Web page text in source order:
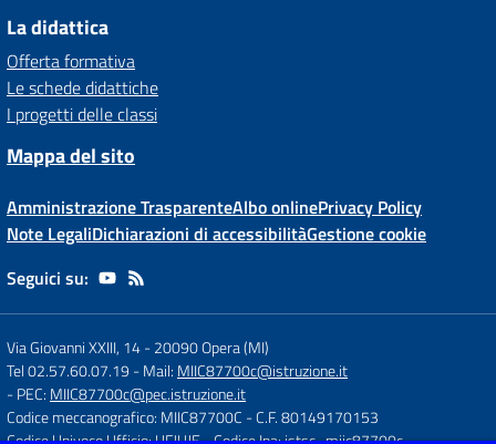
La didattica
Offerta formativa
Le schede didattiche
I progetti delle classi
Mappa del sito
Amministrazione TrasparenteAlbo onlinePrivacy Policy
Note LegaliDichiarazioni di accessibilitàGestione cookie
Seguici su:
Via Giovanni XXIII, 14-20090 Opera (MI)
Tel 02.57.60.07.19 - Mail: MIIC87700c@istruzione.it
- PEC: MIIC87700c@pec.istruzione.it
Codice meccanografico: MIIC87700C - C.F. 80149170153